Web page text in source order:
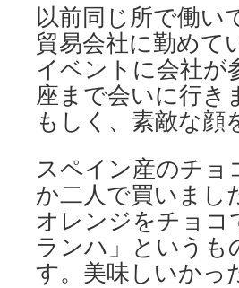
以前同じ所で働い
貿易会社に勤めて
イベントに会社が
座まで会いに行き
もしく、素敵な顔
スペイン産のチョ
か二人で買いまし
オレンジをチョコ
ランハ」というも
す。美味しいかっ